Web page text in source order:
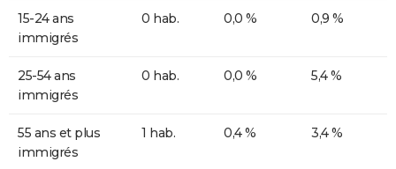
15-24 ans
immigrés
0 hab. 0,0 % 0,9 %
25-54 ans
immigrés
0 hab. 0,0 % 5,4 %
55 ans et plus
immigrés
1 hab. 0,4 % 3,4 %